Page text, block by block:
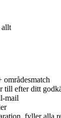
allt
till efter ditt
mail